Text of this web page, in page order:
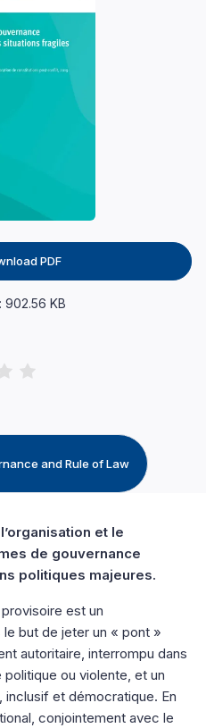
et le
de gouvernance
politiques majeures.
est un
but de jeter un « pont »
autoritaire, interrompu dans
ou violente, et un
et démocratique. En
conjointement avec le
PDF
902.56 KB
and Rule of Law